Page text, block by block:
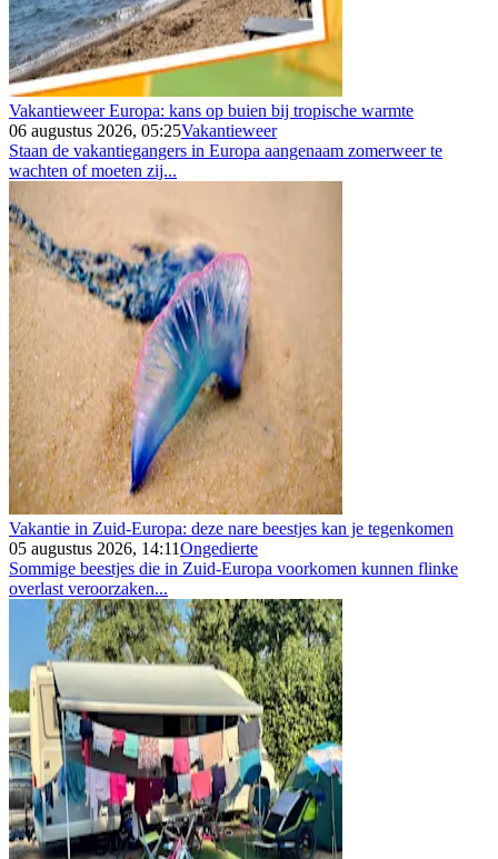
Vakantieweer Europa: kans op buien bij tropische warmte
06 augustus 2026, 05:25Vakantieweer
Staan de vakantiegangers in Europa aangenaam zomerweer te
wachten of moeten zij...
Vakantie in Zuid-Europa: deze nare beestjes kan je tegenkomen
05 augustus 2026, 14:11Ongedierte
Sommige beestjes die in Zuid-Europa voorkomen kunnen flinke
overlast veroorzaken...